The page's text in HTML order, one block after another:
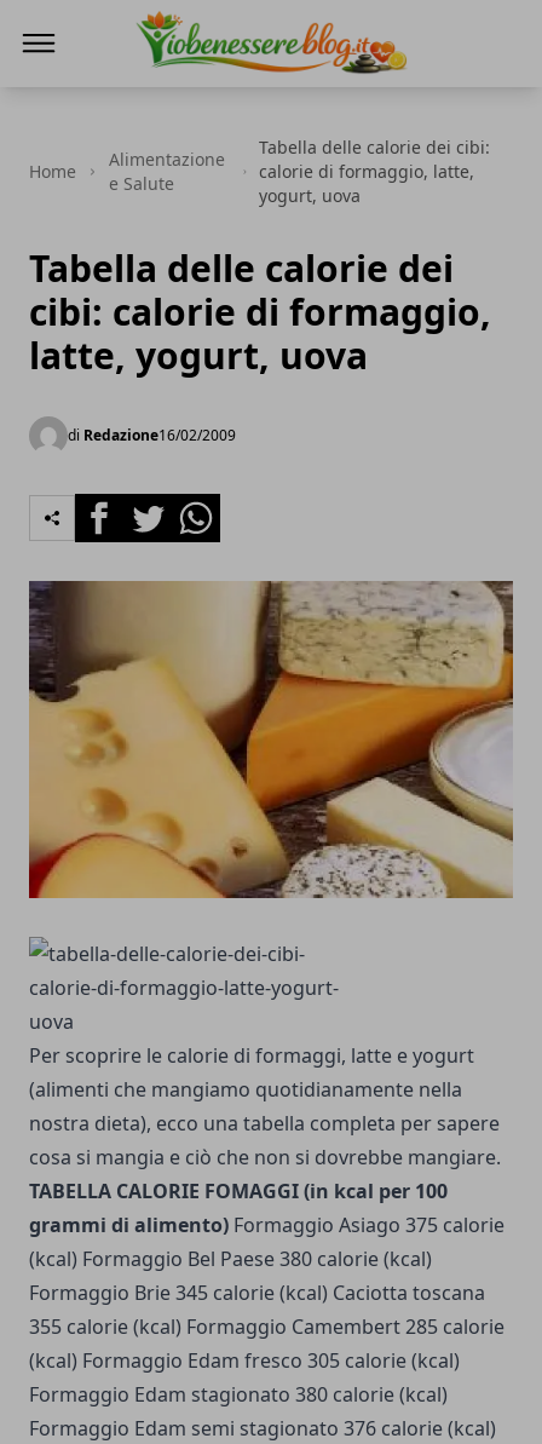
Home
Alimentazione
e Salute
Tabella delle calorie dei cibi:
calorie di formaggio, latte,
yogurt, uova
Tabella delle calorie dei
cibi: calorie di formaggio,
latte, yogurt, uova
di Redazione16/02/2009
FacebookTwitterWhatsapp
Per scoprire le calorie di formaggi, latte e yogurt
(alimenti che mangiamo quotidianamente nella
nostra dieta), ecco una tabella completa per sapere
cosa si mangia e ciò che non si dovrebbe mangiare.
TABELLA CALORIE FOMAGGI (in kcal per 100
grammi di alimento) Formaggio Asiago 375 calorie
(kcal) Formaggio Bel Paese 380 calorie (kcal)
Formaggio Brie 345 calorie (kcal) Caciotta toscana
355 calorie (kcal) Formaggio Camembert 285 calorie
(kcal) Formaggio Edam fresco 305 calorie (kcal)
Formaggio Edam stagionato 380 calorie (kcal)
Formaggio Edam semi stagionato 376 calorie (kcal)